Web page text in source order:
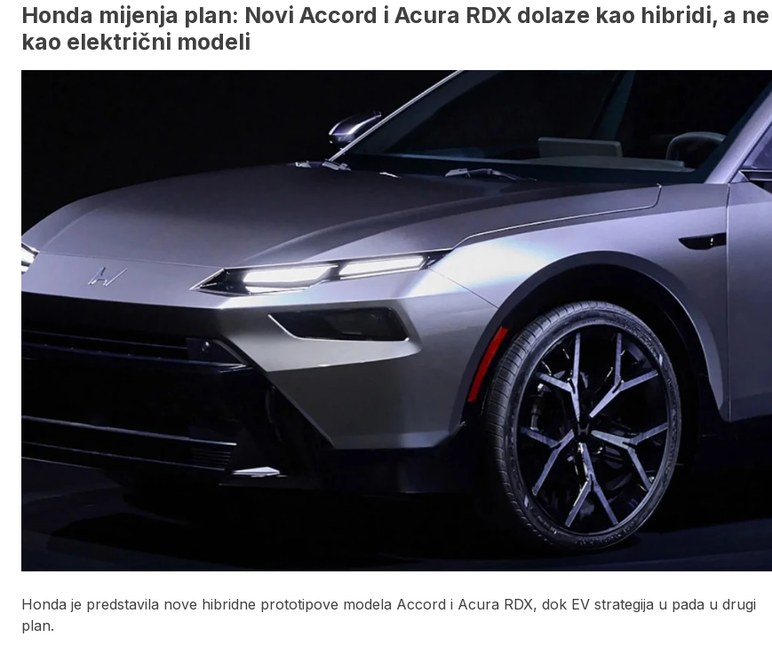
Honda mijenja plan: Novi Accord i Acura RDX dolaze kao hibridi, a ne
kao električni modeli
Honda je predstavila nove hibridne prototipove modela Accord i Acura RDX, dok EV strategija u pada u drugi
plan.